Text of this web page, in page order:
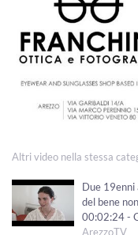
Altri video nella stessa
Due 19enni
del bene
00:02:24 -
ArezzoTV